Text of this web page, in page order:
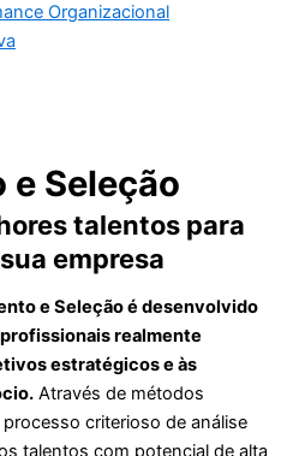
Organizacional
e Seleção
talentos para
empresa
e Seleção é desenvolvido
realmente
estratégicos e às
Através de métodos
criterioso de análise
talentos com potencial de alta